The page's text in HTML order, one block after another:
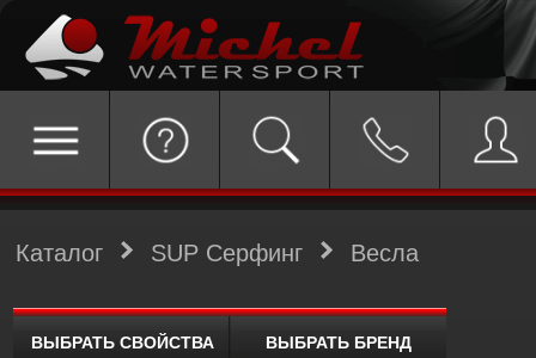
Каталог SUP Серфинг Весла
ВЫБРАТЬ СВОЙСТВА ВЫБРАТЬ БРЕНД